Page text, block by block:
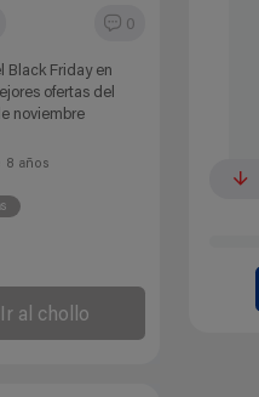
0
Black Friday en
ofertas del
noviembre
8 años
Ir al chollo